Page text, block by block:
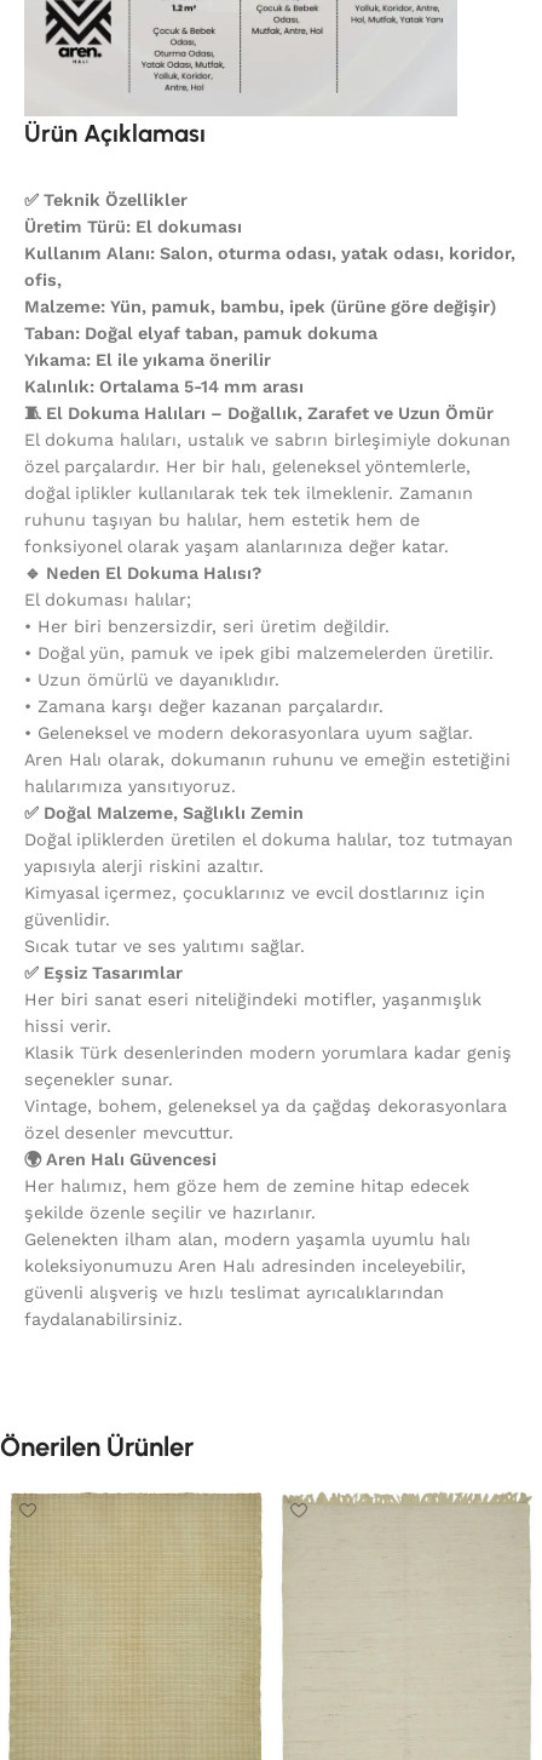
Ürün Açıklaması
✅ Teknik Özellikler
Üretim Türü: El dokuması
Kullanım Alanı: Salon, oturma odası, yatak odası, koridor,
ofis,
Malzeme: Yün, pamuk, bambu, ipek (ürüne göre değişir)
Taban: Doğal elyaf taban, pamuk dokuma
Yıkama: El ile yıkama önerilir
Kalınlık: Ortalama 5-14 mm arası
🧵 El Dokuma Halıları – Doğallık, Zarafet ve Uzun Ömür
El dokuma halıları, ustalık ve sabrın birleşimiyle dokunan
özel parçalardır. Her bir halı, geleneksel yöntemlerle,
doğal iplikler kullanılarak tek tek ilmeklenir. Zamanın
ruhunu taşıyan bu halılar, hem estetik hem de
fonksiyonel olarak yaşam alanlarınıza değer katar.
🔹 Neden El Dokuma Halısı?
El dokuması halılar;
•⁠ ⁠Her biri benzersizdir, seri üretim değildir.
•⁠ ⁠Doğal yün, pamuk ve ipek gibi malzemelerden üretilir.
•⁠ ⁠Uzun ömürlü ve dayanıklıdır.
•⁠ ⁠Zamana karşı değer kazanan parçalardır.
•⁠ ⁠Geleneksel ve modern dekorasyonlara uyum sağlar.
Aren Halı olarak, dokumanın ruhunu ve emeğin estetiğini
halılarımıza yansıtıyoruz.
✅ Doğal Malzeme, Sağlıklı Zemin
Doğal ipliklerden üretilen el dokuma halılar, toz tutmayan
yapısıyla alerji riskini azaltır.
Kimyasal içermez, çocuklarınız ve evcil dostlarınız için
güvenlidir.
Sıcak tutar ve ses yalıtımı sağlar.
✅ Eşsiz Tasarımlar
Her biri sanat eseri niteliğindeki motifler, yaşanmışlık
hissi verir.
Klasik Türk desenlerinden modern yorumlara kadar geniş
seçenekler sunar.
Vintage, bohem, geleneksel ya da çağdaş dekorasyonlara
özel desenler mevcuttur.
🌍 Aren Halı Güvencesi
Her halımız, hem göze hem de zemine hitap edecek
şekilde özenle seçilir ve hazırlanır.
Gelenekten ilham alan, modern yaşamla uyumlu halı
koleksiyonumuzu Aren Halı adresinden inceleyebilir,
güvenli alışveriş ve hızlı teslimat ayrıcalıklarından
faydalanabilirsiniz.
Önerilen Ürünler